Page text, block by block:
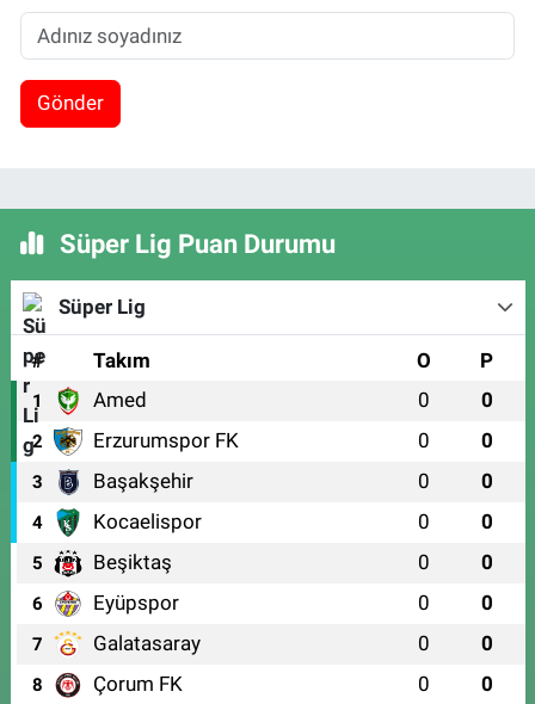
Gönder
Süper Lig Puan Durumu
Süper Lig
# Takım O P
1 Amed 0 0
2 Erzurumspor FK 0 0
3 Başakşehir 0 0
4 Kocaelispor 0 0
5 Beşiktaş 0 0
6 Eyüpspor 0 0
7 Galatasaray 0 0
8 Çorum FK 0 0